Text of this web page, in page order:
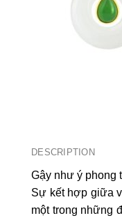
DESCRIPTION
Gậy như ý phong
Sự kết hợp giữa
một trong những